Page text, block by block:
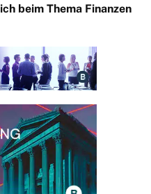
beim Thema Finanzen